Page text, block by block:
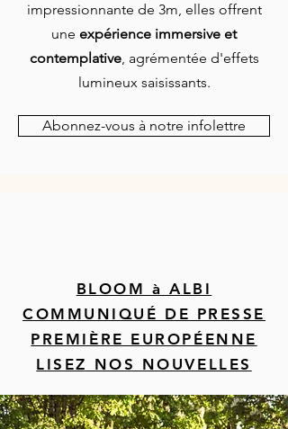
impressionnante de 3m, elles offrent
une expérience immersive et
contemplative, agrémentée d'effets
lumineux saisissants.
Abonnez-vous à notre infolettre
BLOOM à ALBI
COMMUNIQUÉ DE PRESSE
PREMIÈRE EUROPÉENNE
LISEZ NOS NOUVELLES